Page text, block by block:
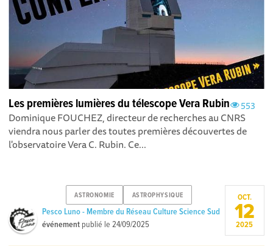
553
Les premières lumières du télescope Vera Rubin
Dominique FOUCHEZ, directeur de recherches au CNRS
viendra nous parler des toutes premières découvertes de
l'observatoire Vera C. Rubin. Ce...
ASTRONOMIE ASTROPHYSIQUE
Pesco Luno - Membre du Réseau Culture Science Sud
événement publié le24/09/2025
OCT.
12
2025